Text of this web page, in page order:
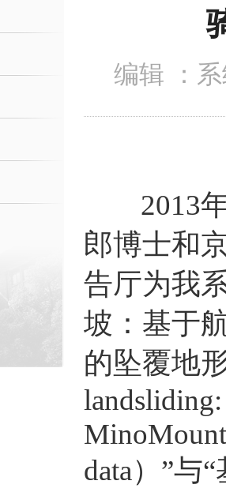
编辑 ：
2013年3
郎博士和
告厅为我
坡：基于
的坠覆地
data）”与